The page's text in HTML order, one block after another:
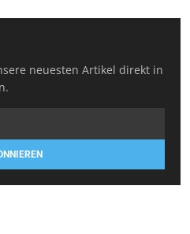
neuesten Artikel direkt in